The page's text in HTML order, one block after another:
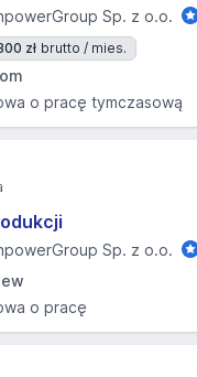
Sp. z o.o.
zł brutto / mies.
o pracę tymczasową
Sp. z o.o.
o pracę